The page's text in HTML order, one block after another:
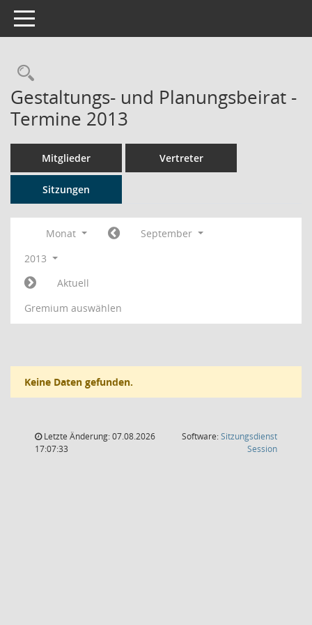
Toggle navigation
Rechercheauswahl
Gestaltungs- und Planungsbeirat -
Termine 2013
Mitglieder Vertreter
Sitzungen
Monat
September
2013
Aktuell
Gremium auswählen
Keine Daten gefunden.
Letzte Änderung: 07.08.2026
17:07:33
Software:Sitzungsdienst
Session(Wird in